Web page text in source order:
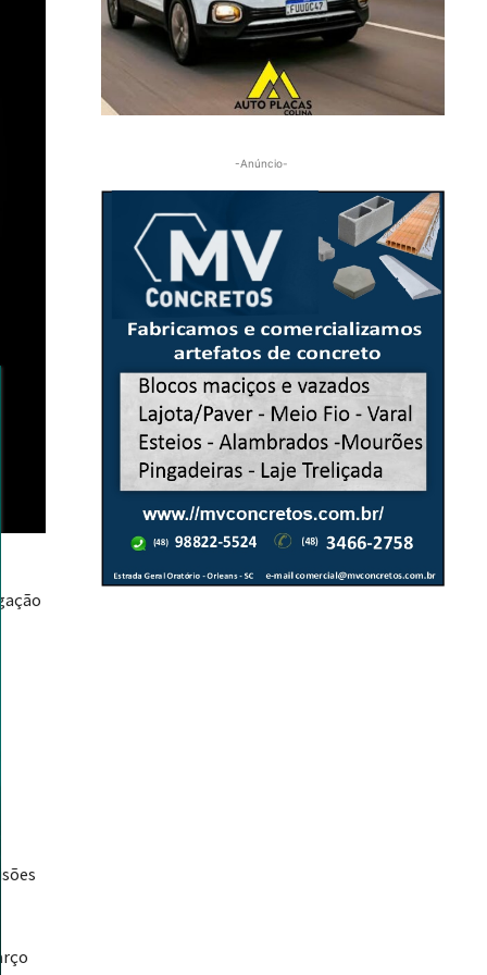
-Anúncio-